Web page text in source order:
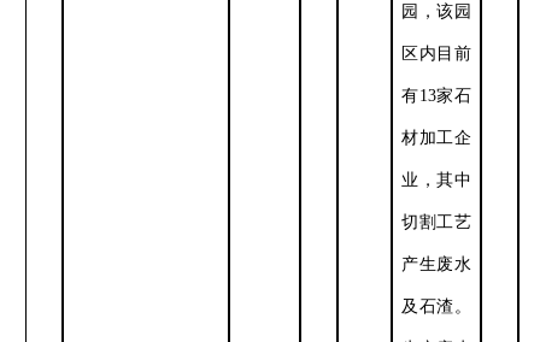
园，该园
区内目前
有13家石
材加工企
业，其中
切割工艺
产生废水
及石渣。